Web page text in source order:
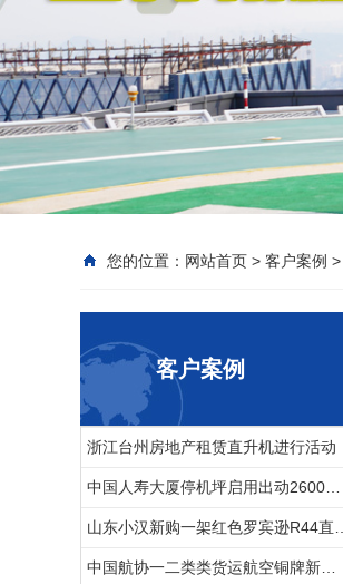
您的位置： 网站首页 > 客户案例 >
客户案例
浙江台州房地产租赁直升机进行活动